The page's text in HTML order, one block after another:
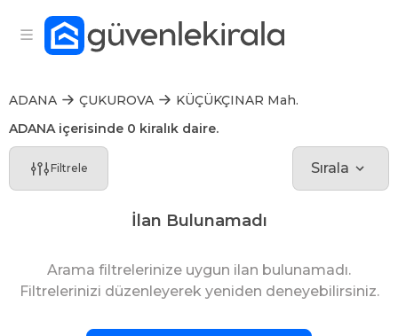
ADANA ÇUKUROVA
KÜÇÜKÇINAR Mah.
ADANA içerisinde 0 kiralık daire.
Filtrele Sırala
İlan Bulunamadı
Arama filtrelerinize uygun ilan bulunamadı.
Filtrelerinizi düzenleyerek yeniden deneyebilirsiniz.